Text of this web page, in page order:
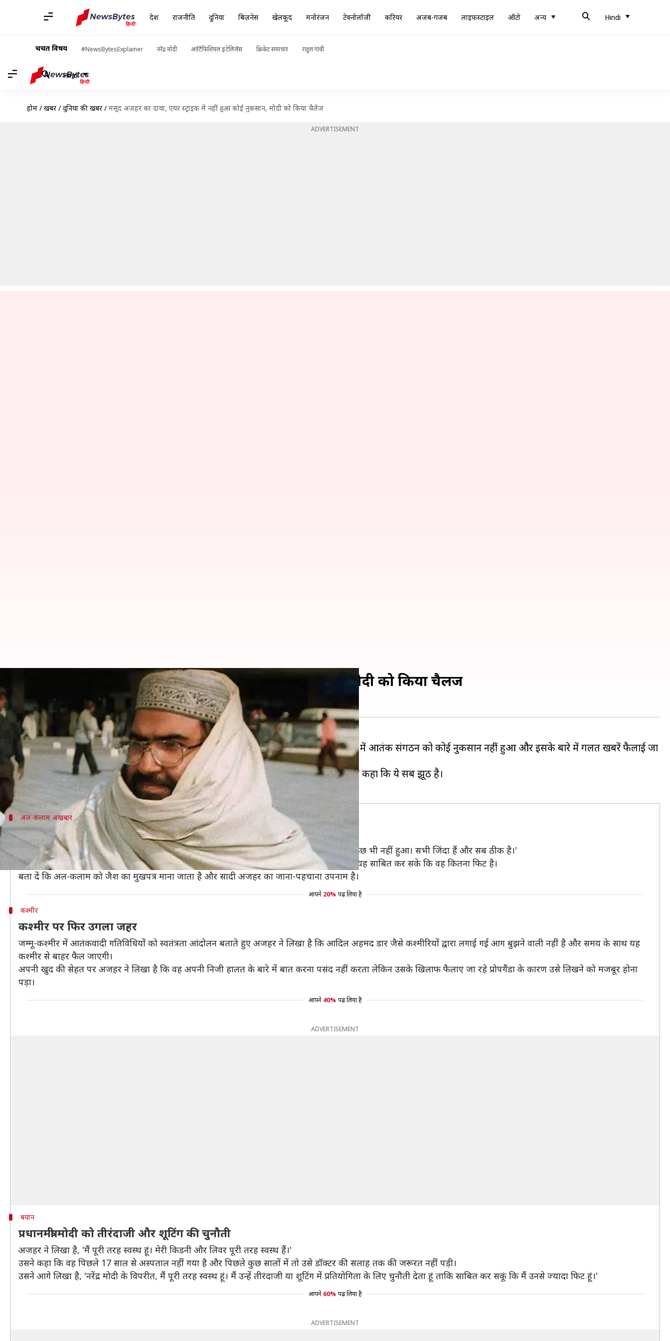
देश राजनीति दुनिया बिज़नेस खेलकूद मनोरंजन टेक्नोलॉजी करियर अजब-गजब लाइफस्टाइल ऑटो अन्य Hindi
चर्चित विषय #NewsBytesExplainer नरेंद्र मोदी आर्टिफिशियल इंटेलिजेंस क्रिकेट समाचार राहुल गांधी
Hindi
होम / खबरें / दुनिया की खबरें / मसूद अजहर का दावा, एयर स्ट्राइक में नहीं हुआ कोई नुकसान, मोदी को किया चैलेंज
ADVERTISEMENT
मसूद अजहर का दावा, एयर स्ट्राइक में नहीं हुआ कोई नुकसान, मोदी को किया चैलेंज
Mar 16, 2019 11:08 am
क्या है खबर?
जैश-ए-मोहम्मद के सरगना मौलाना मसूद अजहर ने दावा किया है कि भारत द्वारा की गई एयर स्ट्राइक में आतंकी संगठन को कोई नुकसान नहीं हुआ और इसके बारे में गलत खबरें फैलाई जा
रही हैं।
अपने एक कथित लेख में उसने अपनी खराब सेहत को लेकर चल रही खबरों का भी खंडन किया और कहा कि ये सब झूठ है।
अल-कलाम अखबार
जैश के मुखपत्र में उपनाम से लिखा लेख
जैश के साप्ताहिक अखबार अल-कलाम में अपने उपनाम 'सादी' से लिखे लेख में अजहर ने कहा है, 'ऐसा कुछ भी नहीं हुआ। सभी जिंदा हैं और सब ठीक है।'
उसने भारतीय प्रधानमंत्री नरेंद्र मोदी को शूटिंग और तीरंदाजी में प्रतियोगिता करने की चुनौती दी ताकि वह यह साबित कर सके कि वह कितना फिट है।
बता दें कि अल-कलाम को जैश का मुखपत्र माना जाता है और सादी अजहर का जाना-पहचाना उपनाम है।
आपने 20% पढ़ लिया है
कश्मीर
कश्मीर पर फिर उगला जहर
जम्मू-कश्मीर में आतंकवादी गतिविधियों को स्वतंत्रता आंदोलन बताते हुए अजहर ने लिखा है कि आदिल अहमद डार जैसे कश्मीरियों द्वारा लगाई गई आग बुझने वाली नहीं है और समय के साथ यह
कश्मीर से बाहर फैल जाएगी।
अपनी खुद की सेहत पर अजहर ने लिखा है कि वह अपनी निजी हालत के बारे में बात करना पसंद नहीं करता लेकिन उसके खिलाफ फैलाए जा रहे प्रोपगैंडा के कारण उसे लिखने को मजबूर होना
पड़ा।
आपने 40% पढ़ लिया है
ADVERTISEMENT
बयान
प्रधानमंत्री मोदी को तीरंदाजी और शूटिंग की चुनौती
अजहर ने लिखा है, 'मैं पूरी तरह स्वस्थ हूं। मेरी किडनी और लिवर पूरी तरह स्वस्थ हैं।'
उसने कहा कि वह पिछले 17 साल से अस्पताल नहीं गया है और पिछले कुछ सालों में तो उसे डॉक्टर की सलाह तक की जरूरत नहीं पड़ी।
उसने आगे लिखा है, 'नरेंद्र मोदी के विपरीत, मैं पूरी तरह स्वस्थ हूं। मैं उन्हें तीरंदाजी या शूटिंग में प्रतियोगिता के लिए चुनौती देता हूं ताकि साबित कर सकूं कि मैं उनसे ज्यादा फिट हूं।'
आपने 60% पढ़ लिया है
ADVERTISEMENT